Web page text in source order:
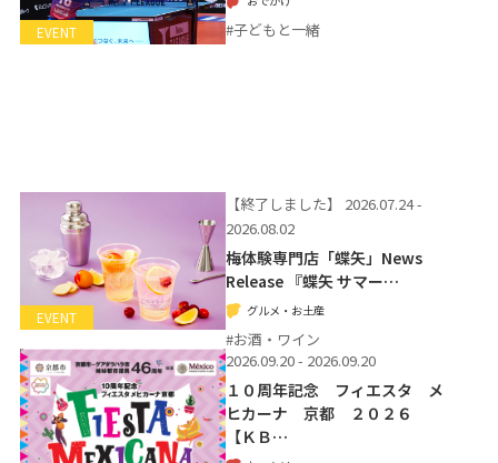
EVENT #子どもと一緒
EVENT
【終了しました】
2026.07.24 -
2026.08.02
梅体験専門店「蝶矢」News
Release 『蝶矢 サマー…
グルメ・お土産
#お酒・ワイン
2026.09.20 - 2026.09.20
１０周年記念 フィエスタ メ
ヒカーナ 京都 ２０２６
【ＫＢ…